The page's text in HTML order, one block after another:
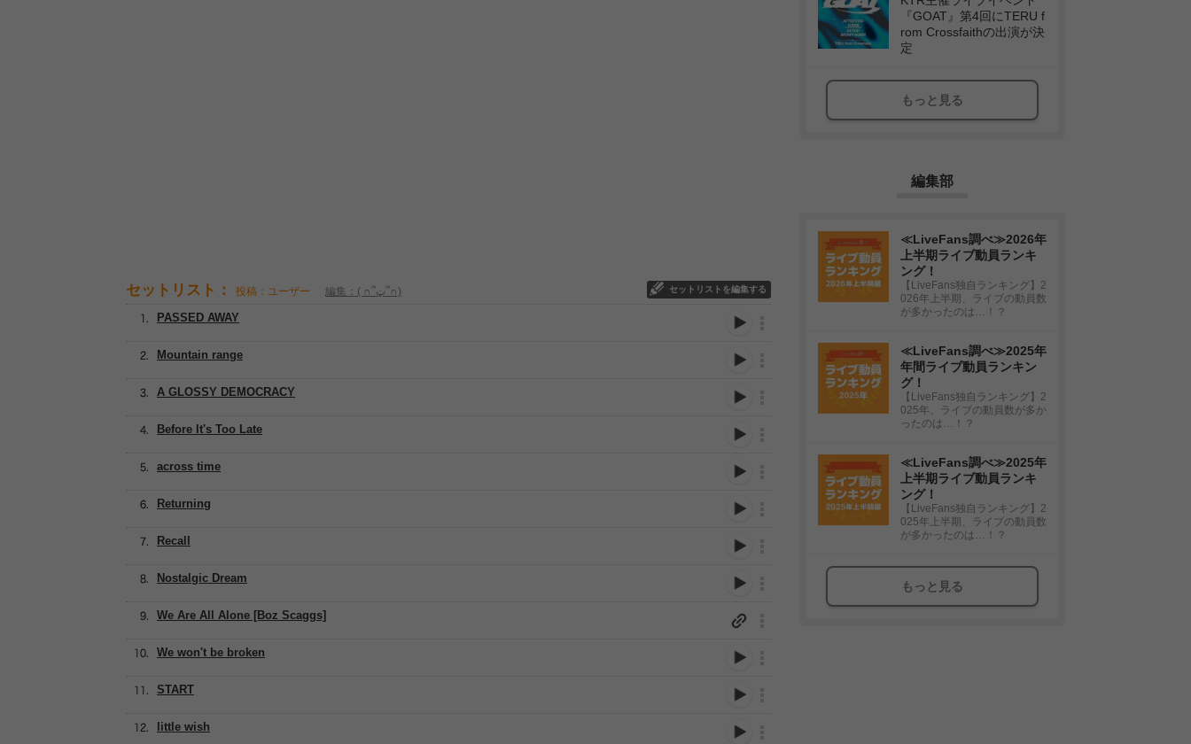
セットリスト： 投稿：ユーザー 編集：( ∩՞ټ՞∩) セットリストを編集する
We won't be broken
Before It's Too Late
A GLOSSY DEMOCRACY
Mountain range
across time
Nostalgic Dream
Recall
Returning
We Are All Alone [Boz Scaggs]
PASSED AWAY
START
little wish
『GOAT』第4回にTERU f
rom Crossfaithの出演が決
定
もっと見る
編集部
≪LiveFans調べ≫2026年
上半期ライブ動員ランキ
ング！
【LiveFans独自ランキング】2
026年上半期、ライブの動員数
が多かったのは…！？
≪LiveFans調べ≫2025年
年間ライブ動員ランキン
グ！
【LiveFans独自ランキング】2
025年、ライブの動員数が多か
ったのは…！？
≪LiveFans調べ≫2025年
上半期ライブ動員ランキ
ング！
【LiveFans独自ランキング】2
025年上半期、ライブの動員数
が多かったのは…！？
もっと見る